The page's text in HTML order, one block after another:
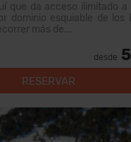
que da acceso ilimitado a
dominio esquiable de los
más de...
desde
RESERVAR